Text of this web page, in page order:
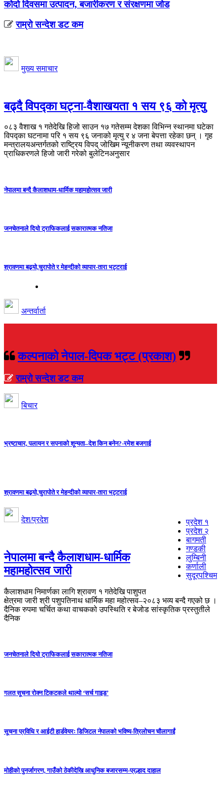
कोदो दिवसमा उत्पादन, बजारीकरण र संरक्षणमा जोड
राम्रो सन्देश डट कम
मुख्य समाचार
बढ्दै विपद्का घट्ना-वैशाखयता १ सय ९६ को मृत्यु
०८३ वैशाख १ गतेदेखि हिजो साउन १७ गतेसम्म देशका विभिन्न स्थानमा घटेका
विपद्का घटनामा परि १ सय ९६ जनाको मृत्यु र ४ जना बेपत्ता रहेका छन् । गृह
मन्त्रालयअन्तर्गतको राष्ट्रिय विपद् जोखिम न्यूनीकरण तथा व्यवस्थापन
प्राधिकरणले हिजो जारी गरेको बुलेटिनअनुसार
नेपालमा बन्दै कैलाशधाम-धार्मिक महामहोत्सव जारी
जनचेतनाले दियो ट्राफिकलाई सकारात्मक नतिजा
श्रावणमा बढ्यो,चुरापोते र मेहन्दीको व्यापार-तारा भट्टराई
अन्तर्वार्ता
कल्पनाको नेपाल-दिपक भट्ट (प्रकाश)
राम्रो सन्देश डट कम
बिचार
भ्रष्टाचार, पलायन र सपनाको शून्यता–देश किन बनेन?-रमेश बजगाई
श्रावणमा बढ्यो,चुरापोते र मेहन्दीको व्यापार-तारा भट्टराई
देश/प्रदेश
प्रदेश १
प्रदेश २
बागमती
गण्डकी
लुम्बिनी
कर्णाली
सुदूरपश्चिम
नेपालमा बन्दै कैलाशधाम-धार्मिक
महामहोत्सव जारी
कैलाशधाम निमार्णका लागि श्रावण १ गतेदेखि पाशुपत
क्षेत्रमा जारी श्री पशुपतिनाथ धार्मिक महा महोत्सव–२०८३ भव्य बन्दै गएको छ ।
दैनिक रुपमा चर्चित कथा वाचकको उपस्थिति र बेजोड सांस्कृतिक प्रस्तुतीले
दैनिक
जनचेतनाले दियो ट्राफिकलाई सकारात्मक नतिजा
गलत सूचना रोक्न टिकटकले थाल्यो ‘सर्च गाइड’
सूचना प्रविधि र आईटी हार्डवेयरः डिजिटल नेपालको भविष्य-त्रिलोचन चौलागाईं
मोहीको पुनर्जागरण, गाउँको ठेकीदेखि आधुनिक बजारसम्म-प्रल्हाद दाहाल